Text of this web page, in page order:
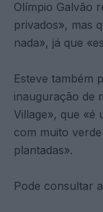
Olímpio Galvão
privados», mas
nada», já que
Esteve também
inauguração de
Village», que «é
com muito
plantadas».
Pode consultar